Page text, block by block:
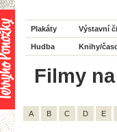
Plakáty Výstavní
Hudba Knihy/
Filmy
A B C D E